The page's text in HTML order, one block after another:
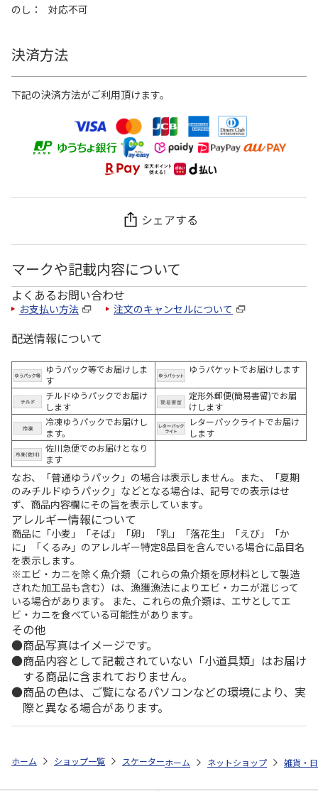
のし
対応不可
決済方法
下記の決済方法がご利用頂けます。
シェアする
マークや記載内容について
よくあるお問い合わせ
お支払い方法 注文のキャンセルについて
配送情報について
ゆうパック等でお届けしま
す
ゆうパケットでお届けします
チルドゆうパックでお届け
します
定形外郵便(簡易書留)でお届
けします
冷凍ゆうパックでお届けし
ます。
レターパックライトでお届け
します
佐川急便でのお届けとなり
ます
なお、「普通ゆうパック」の場合は表示しません。また、「夏期
のみチルドゆうパック」などとなる場合は、記号での表示はせ
ず、商品内容欄にその旨を表示しています。
アレルギー情報について
商品に「小麦」「そば」「卵」「乳」「落花生」「えび」「か
に」「くるみ」のアレルギー特定8品目を含んでいる場合に品目名
を表示します。
※エビ・カニを除く魚介類（これらの魚介類を原材料として製造
された加工品も含む）は、漁獲漁法によりエビ・カニが混じって
いる場合があります。 また、これらの魚介類は、エサとしてエ
ビ・カニを食べている可能性があります。
その他
商品写真はイメージです。
商品内容として記載されていない「小道具類」はお届け
する商品に含まれておりません。
商品の色は、ご覧になるパソコンなどの環境により、実
際と異なる場合があります。
ホーム ショップ一覧 スケーター 食洗機対応 ふわっと弁当箱 530ml
ホーム ネットショップ 雑貨・